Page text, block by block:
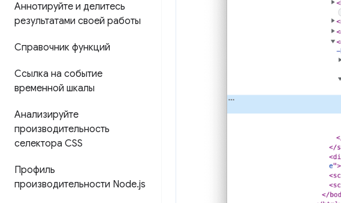
Аннотируйте и делитесь
результатами своей работы
Справочник функций
Ссылка на событие
временной шкалы
Анализируйте
производительность
селектора CSS
Профиль
производительности Node.js